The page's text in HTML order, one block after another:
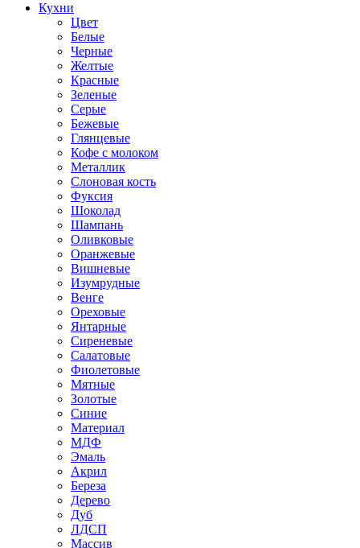
Кухни
Цвет
Белые
Черные
Желтые
Красные
Зеленые
Серые
Бежевые
Глянцевые
Кофе с молоком
Металлик
Слоновая кость
Фуксия
Шоколад
Шампань
Оливковые
Оранжевые
Вишневые
Изумрудные
Венге
Ореховые
Янтарные
Сиреневые
Салатовые
Фиолетовые
Мятные
Золотые
Синие
Материал
МДФ
Эмаль
Акрил
Береза
Дерево
Дуб
ЛДСП
Массив